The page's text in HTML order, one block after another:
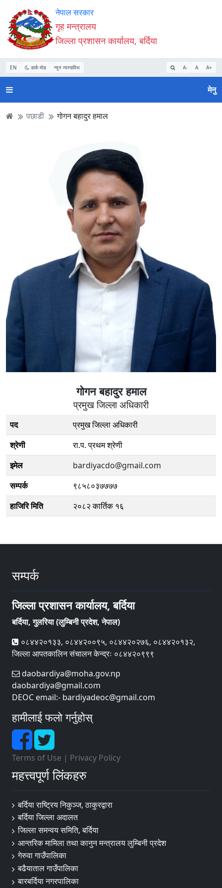
Accessibility
Mode
सुरु
गर्नुहोस्
सामाग्री
पढ्नुहाेस्
नेभिगेसन
पढ्नुहाेस्
वेबसाइट
खोजमा
जानुहोस्
नेपाल सरकार
गृह मन्त्रालय
जिल्ला प्रशासन कार्यालय, बर्दिया
EN डार्क मोड न्यून व्यान्डविथ A- A A+
मेनु
पछाडी गोगन बहादुर हमाल
गोगन बहादुर हमाल
प्रमुख जिल्ला अधिकारी
पद
प्रमुख जिल्ला अधिकारी
श्रेणी
रा.प. प्रथम श्रेणी
इमेल
bardiyacdo@gmail.com
सम्पर्क
९८५८०३७७७७
हाजिरि मिति
२०८२ कार्तिक १६
सम्पर्क
जिल्ला प्रशासन कार्यालय, बर्दिया
बर्दिया, गुलरिया (लुम्बिनी प्रदेश, नेपाल)
०८४४२०१३३, ०८४४२००९५, ०८४४२०२७६, ०८४४२०१३२,
जिल्ला आपतकालिन संचालन केन्द्रः ०८४४२०९९९
daobardiya@moha.gov.np
daobardiya@gmail.com
DEOC email:- bardiyadeoc@gmail.com
हामीलाई फलो गर्नुहोस्
Terms of Use | Privacy Policy
महत्त्वपूर्ण लिंकहरु
बर्दिया राष्ट्रिय निकुञ्ज, ठाकुरद्वारा
बर्दिया जिल्ला अदालत
जिल्ला समन्वय समिति, बर्दिया
आन्तरिक मामिला तथा कानुन मन्त्रालय लुम्बिनी प्रदेश
गेरुवा गाउँपालिका
बढैयाताल गाउँपालिका
बारबर्दिया नगरपालिका